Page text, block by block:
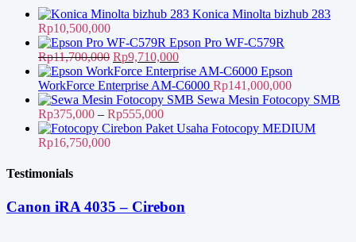
Rp9,500,000.
Konica Minolta bizhub 283
Rp10,500,000
Epson Pro WF-C579R
Rp11,700,000 Harga
aslinya
adalah:
Rp11,700,000.
Rp9,710,000Harga
saat
ini
adalah:
Epson
WorkForce Enterprise AM-C6000 Rp141,000,000
Sewa Mesin Fotocopy SMB
Rp375,000 – Rp555,000Rentang
harga:
Paket Usaha Fotocopy MEDIUM
Rp16,750,000
Testimonials
Canon iRA 4035 – Cirebon